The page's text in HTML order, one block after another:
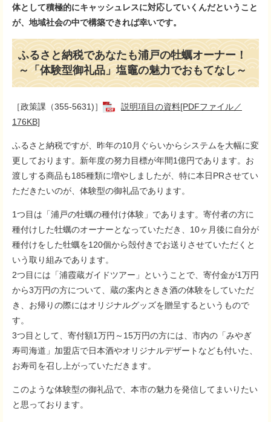
体として積極的にキャッシュレスに対応していくんだということ
が、地域社会の中で構築できれば幸いです。
ふるさと納税であなたも浦戸の牡蠣オーナー！
～「体験型御礼品」塩竈の魅力でおもてなし～
［政策課（355-5631)］
説明項目の資料[PDFファイル／
176KB]
ふるさと納税ですが、昨年の10月ぐらいからシステムを大幅に変
更しております。新年度の努力目標が年間1億円であります。お
渡しする商品も185種類に増やしましたが、特に本日PRさせてい
ただきたいのが、体験型の御礼品であります。
1つ目は「浦戸の牡蠣の種付け体験」であります。寄付者の方に
種付けした牡蠣のオーナーとなっていただき、10ヶ月後に自分が
種付けをした牡蠣を120個から殻付きでお送りさせていただくと
いう取り組みであります。
2つ目には「浦霞蔵ガイドツアー」ということで、寄付金が1万円
から3万円の方について、蔵の案内ときき酒の体験をしていただ
き、お帰りの際にはオリジナルグッズを贈呈するというもので
す。
3つ目として、寄付額1万円～15万円の方には、市内の「みやぎ
寿司海道」加盟店で日本酒やオリジナルデザートなども付いた、
お寿司を召し上がっていただきます。
このような体験型の御礼品で、本市の魅力を発信してまいりたい
と思っております。